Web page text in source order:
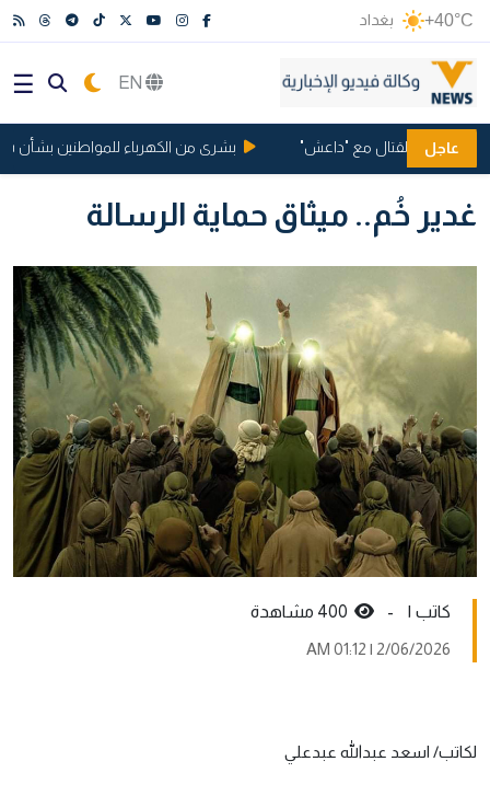
+40°C بغداد
عاجل
بتهمة القتال مع "داعش" بشرى من الكهرباء للمواطنين بشأن ساعات
غدير خُم.. ميثاق حماية الرسالة
کاتب ١ -
2/06/2026 | 01:12 AM
لكاتب/ اسعد عبدالله عبدعلي